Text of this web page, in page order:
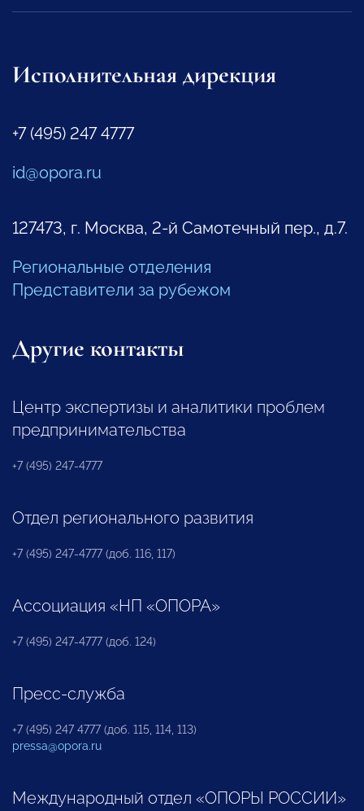
Исполнительная дирекция
+7 (495) 247 4777
id@opora.ru
127473, г. Москва, 2-й Самотечный пер., д.7.
Региональные отделения
Представители за рубежом
Другие контакты
Центр экспертизы и аналитики проблем
предпринимательства
+7 (495) 247-4777
Отдел регионального развития
+7 (495) 247-4777 (доб. 116, 117)
Ассоциация «НП «ОПОРА»
+7 (495) 247-4777 (доб. 124)
Пресс-служба
+7 (495) 247 4777 (доб. 115, 114, 113)
pressa@opora.ru
Международный отдел «ОПОРЫ РОССИИ»